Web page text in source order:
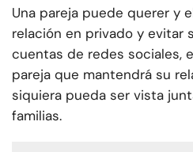
Una pareja puede querer y
relación en privado y evitar
cuentas de redes sociales,
pareja que mantendrá su
siquiera pueda ser vista
familias.